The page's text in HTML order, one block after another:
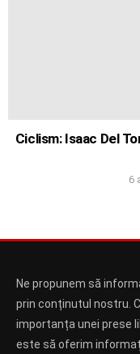
Ciclism: Isaac Del
6
Ne propunem să
prin conținutul nostru.
importanța unei prese
este să oferim